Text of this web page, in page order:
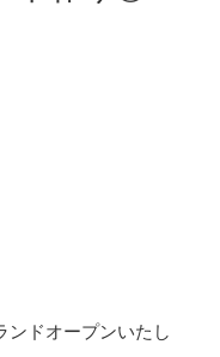
ドオープンいたし